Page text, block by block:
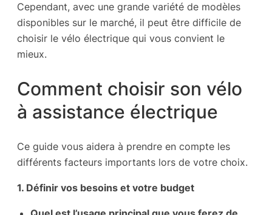
Cependant, avec une grande variété de modèles
disponibles sur le marché, il peut être difficile de
choisir le vélo électrique qui vous convient le
mieux.
Comment choisir son vélo
à assistance électrique
Ce guide vous aidera à prendre en compte les
différents facteurs importants lors de votre choix.
1. Définir vos besoins et votre budget